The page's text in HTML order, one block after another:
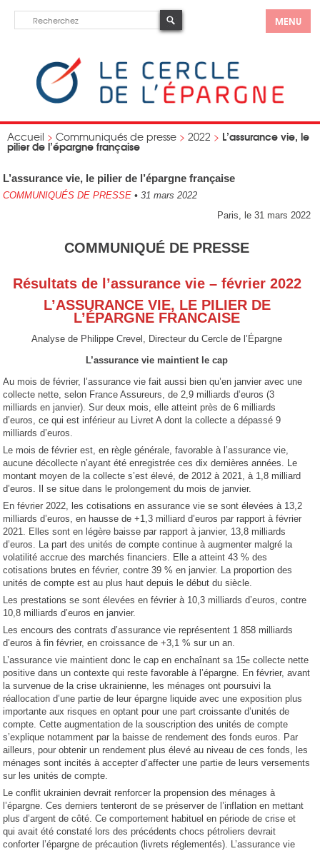
MENU
Accueil > Communiqués de presse > 2022 > L’assurance vie, le
pilier de l’épargne française
L’assurance vie, le pilier de l’épargne française
COMMUNIQUÉS DE PRESSE • 31 mars 2022
Paris, le 31 mars 2022
COMMUNIQUÉ DE PRESSE
Résultats de l’assurance vie – février 2022
L’ASSURANCE VIE, LE PILIER DE
L’ÉPARGNE FRANCAISE
Analyse de Philippe Crevel, Directeur du Cercle de l’Épargne
L’assurance vie maintient le cap
Au mois de février, l’assurance vie fait aussi bien qu’en janvier avec une
collecte nette, selon France Assureurs, de 2,9 milliards d’euros (3
milliards en janvier). Sur deux mois, elle atteint près de 6 milliards
d’euros, ce qui est inférieur au Livret A dont la collecte a dépassé 9
milliards d’euros.
Le mois de février est, en règle générale, favorable à l’assurance vie,
aucune décollecte n’ayant été enregistrée ces dix dernières années. Le
montant moyen de la collecte s’est élevé, de 2012 à 2021, à 1,8 milliard
d’euros. Il se situe dans le prolongement du mois de janvier.
En février 2022, les cotisations en assurance vie se sont élevées à 13,2
milliards d’euros, en hausse de +1,3 milliard d’euros par rapport à février
2021. Elles sont en légère baisse par rapport à janvier, 13,8 milliards
d’euros. La part des unités de compte continue à augmenter malgré la
volatilité accrue des marchés financiers. Elle a atteint 43 % des
cotisations brutes en février, contre 39 % en janvier. La proportion des
unités de compte est au plus haut depuis le début du siècle.
Les prestations se sont élevées en février à 10,3 milliards d’euros, contre
10,8 milliards d’euros en janvier.
Les encours des contrats d’assurance vie représentent 1 858 milliards
d’euros à fin février, en croissance de +3,1 % sur un an.
L’assurance vie maintient donc le cap en enchaînant sa 15e collecte nette
positive dans un contexte qui reste favorable à l’épargne. En février, avant
la survenue de la crise ukrainienne, les ménages ont poursuivi la
réallocation d’une partie de leur épargne liquide avec une exposition plus
importante aux risques en optant pour une part croissante d’unités de
compte. Cette augmentation de la souscription des unités de compte
s’explique notamment par la baisse de rendement des fonds euros. Par
ailleurs, pour obtenir un rendement plus élevé au niveau de ces fonds, les
ménages sont incités à accepter d’affecter une partie de leurs versements
sur les unités de compte.
Le conflit ukrainien devrait renforcer la propension des ménages à
l’épargne. Ces derniers tenteront de se préserver de l’inflation en mettant
plus d’argent de côté. Ce comportement habituel en période de crise et
qui avait été constaté lors des précédents chocs pétroliers devrait
conforter l’épargne de précaution (livrets réglementés). L’assurance vie